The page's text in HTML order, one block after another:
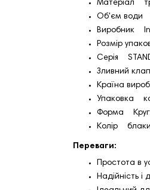
Матеріал
Об'єм води
Виробник
Розмір
Серія
Зливний
Країна
Упаковка
Форма
Колір
Переваги:
Простота в
Надійність і